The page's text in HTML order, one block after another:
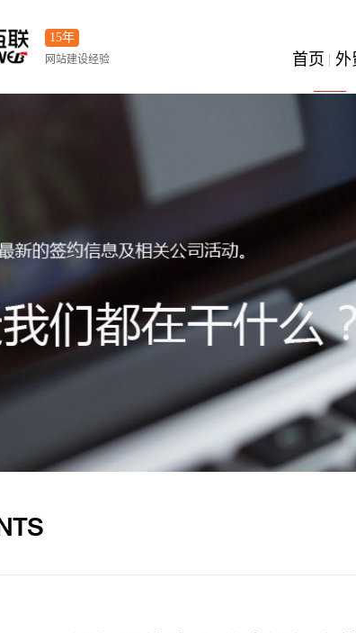
15年
网站建设经验 首页 外